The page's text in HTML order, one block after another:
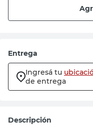
Entrega
Ingresá tu
de entrega
Descripción